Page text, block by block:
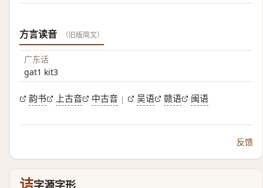
方言读音 （旧版简文）
广东话
gat1 kit3
韵书 上古音 中古音 | 吴语 赣语 闽语
反馈
字源字形